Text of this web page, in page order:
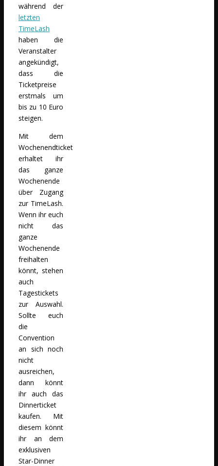
während der
letzten
TimeLash
haben die
Veranstalter
angekündigt,
dass die
Ticketpreise
erstmals um
bis zu 10 Euro
steigen.
Mit dem
Wochenendticket
erhaltet ihr
das ganze
Wochenende
über Zugang
zur TimeLash.
Wenn ihr euch
nicht das
ganze
Wochenende
freihalten
könnt, stehen
auch
Tagestickets
zur Auswahl.
Sollte euch
die
Convention
an sich noch
nicht
ausreichen,
dann könnt
ihr auch das
Dinnerticket
kaufen. Mit
diesem könnt
ihr an dem
exklusiven
Star-Dinner